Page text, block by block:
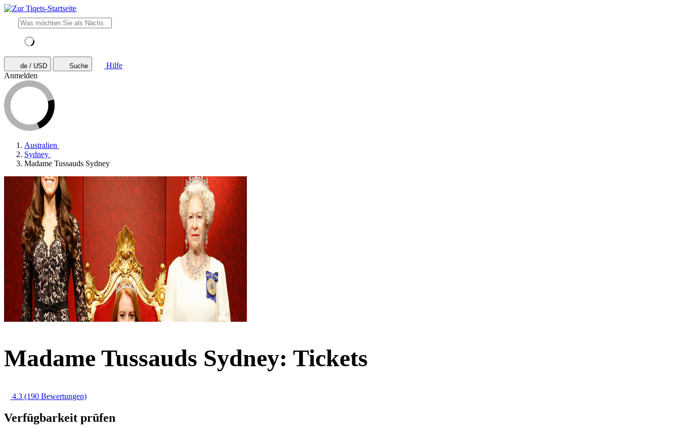
de / USD Suche
Hilfe
Anmelden
Australien
Sydney
Madame Tussauds Sydney
Madame Tussauds Sydney: Tickets
4.3 (190 Bewertungen)
Verfügbarkeit prüfen